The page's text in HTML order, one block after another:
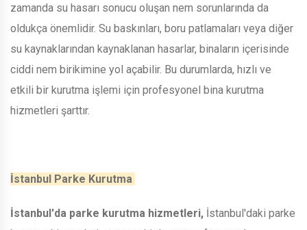
zamanda su hasarı sonucu oluşan nem sorunlarında da
oldukça önemlidir. Su baskınları, boru patlamaları veya diğer
su kaynaklarından kaynaklanan hasarlar, binaların içerisinde
ciddi nem birikimine yol açabilir. Bu durumlarda, hızlı ve
etkili bir kurutma işlemi için profesyonel bina kurutma
hizmetleri şarttır.
İstanbul Parke Kurutma
İstanbul'da parke kurutma hizmetleri, İstanbul'daki parke